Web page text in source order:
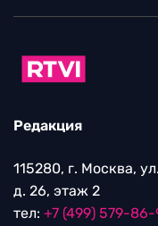
Редакция
115280, г. Москва,
д. 26, этаж 2
тел: +7 (499) 579-86-